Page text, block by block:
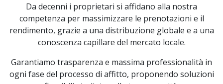
Da decenni i proprietari si affidano alla nostra
competenza per massimizzare le prenotazioni e il
rendimento, grazie a una distribuzione globale e a una
conoscenza capillare del mercato locale.
Garantiamo trasparenza e massima professionalità in
ogni fase del processo di affitto, proponendo soluzioni